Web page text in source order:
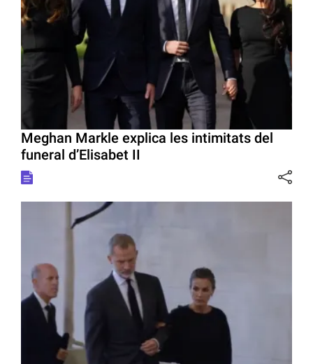
Meghan Markle explica les intimitats del
funeral d’Elisabet II